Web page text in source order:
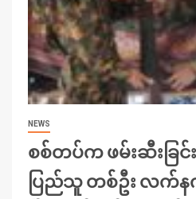
NEWS
စစ်တပ်က ဖမ်းဆီးခြ
ပြည်သူ တစ်ဦး လက်